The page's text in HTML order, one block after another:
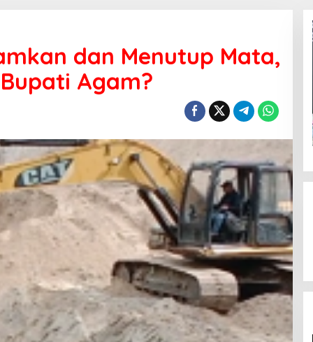
dan Menutup Mata,
Agam?